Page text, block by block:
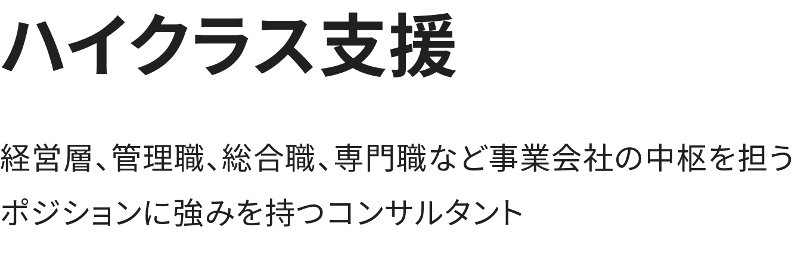
ハイクラス支援
経営層、管理職、総合職、専門職など事業会社の中枢を担う
ポジションに強みを持つコンサルタント